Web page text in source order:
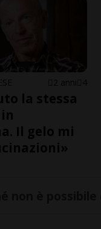
2 anni 4
la stessa
Il gelo mi